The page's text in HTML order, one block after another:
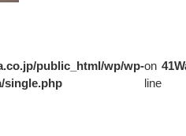
public_html/wp/wp-
single.php
on
line
41